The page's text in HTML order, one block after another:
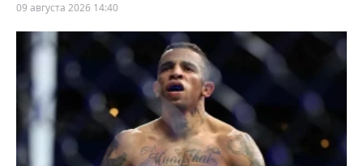
09 августа 2026 14:40